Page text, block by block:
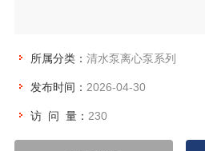
所属分类： 清水泵离心泵系列
发布时间： 2026-04-30
访 问 量： 230